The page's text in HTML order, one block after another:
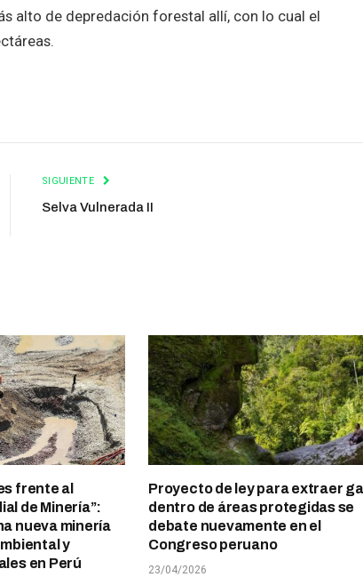
alto de depredación forestal allí, con lo cual el
SIGUIENTE
Selva Vulnerada II
frente al
de Minería”:
nueva minería
y
en Perú
Proyecto de ley para extraer
dentro de áreas protegidas se
debate nuevamente en el
Congreso peruano
23/04/2026